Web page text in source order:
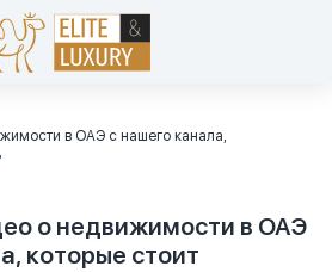
в ОАЭ с нашего канала,
о недвижимости в ОАЭ
которые стоит